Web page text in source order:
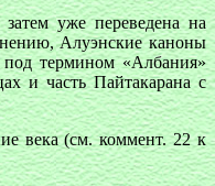
уже переведена на
Алуэнские каноны
под термином «Албания»
и часть Пайтакарана с
века (см. коммент. 22 к